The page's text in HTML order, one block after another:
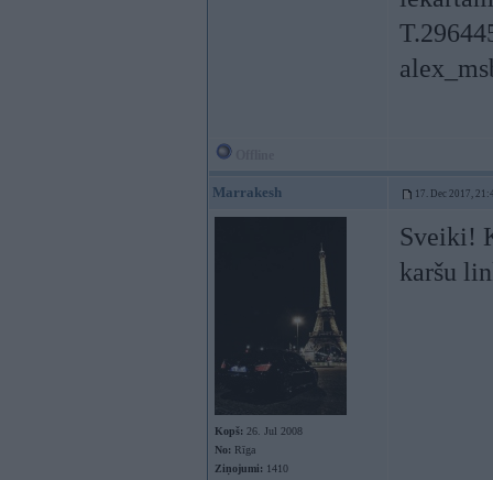
Marrakesh 17. Dec 2017,
Kopš: 26. Jul 2008
No: Rīga
Ziņojumi: 1410
Sveiki!
karšu